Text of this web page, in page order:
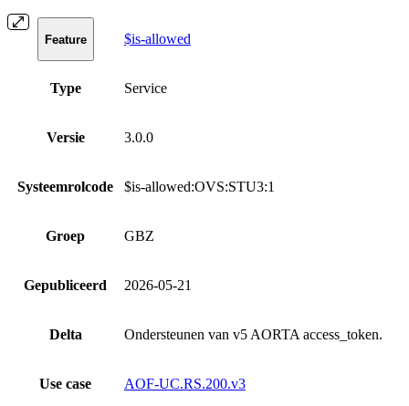
Feature $is-allowed
Type Service
Versie 3.0.0
Systeemrolcode $is-allowed:OVS:STU3:1
Groep GBZ
Gepubliceerd 2026-05-21
Delta Ondersteunen van v5 AORTA access_token.
Use case AOF-UC.RS.200.v3